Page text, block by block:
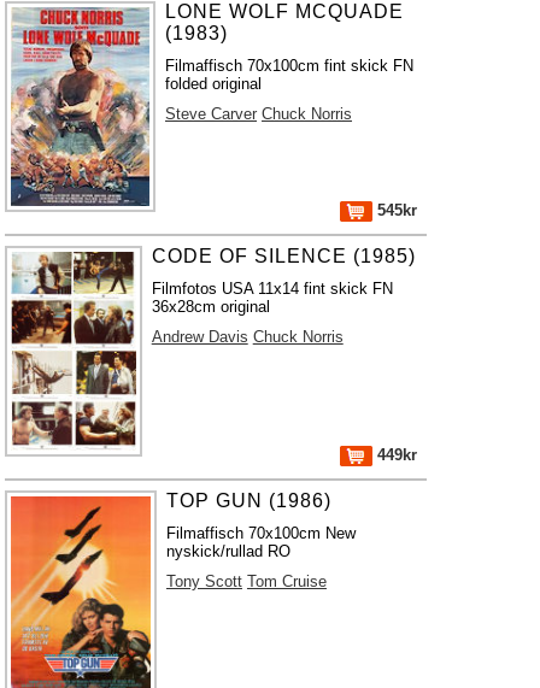
LONE WOLF MCQUADE
(1983)
Filmaffisch 70x100cm fint skick FN
folded original
Steve Carver Chuck Norris
545kr
CODE OF SILENCE (1985)
Filmfotos USA 11x14 fint skick FN
36x28cm original
Andrew Davis Chuck Norris
449kr
TOP GUN (1986)
Filmaffisch 70x100cm New
nyskick/rullad RO
Tony Scott Tom Cruise